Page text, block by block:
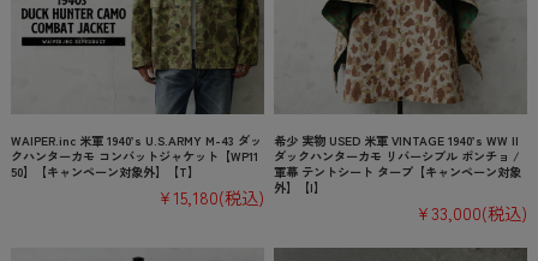
WAIPER.inc 米軍 1940’s U.S.ARMY M-43 ダッ
クハンターカモ コンバットジャケット【WP11
50】【キャンペーン対象外】【T】
¥15,180(税込)
希少 実物 USED 米軍 VINTAGE 1940’s WW II
ダックハンターカモ リバーシブル ポンチョ /
軍幕 テントシート タープ【キャンペーン対象
外】【I】
¥33,000(税込)